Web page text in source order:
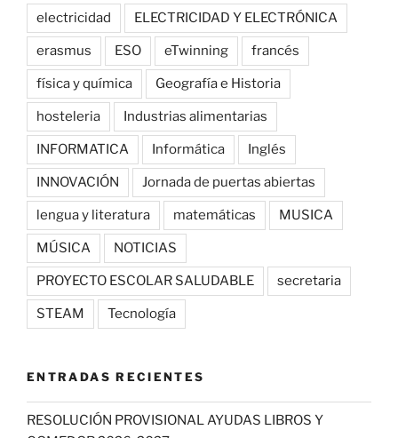
electricidad ELECTRICIDAD Y ELECTRÓNICA
erasmus ESO eTwinning francés
física y química Geografía e Historia
hosteleria Industrias alimentarias
INFORMATICA Informática Inglés
INNOVACIÓN Jornada de puertas abiertas
lengua y literatura matemáticas MUSICA
MÚSICA NOTICIAS
PROYECTO ESCOLAR SALUDABLE secretaria
STEAM Tecnología
ENTRADAS RECIENTES
RESOLUCIÓN PROVISIONAL AYUDAS LIBROS Y